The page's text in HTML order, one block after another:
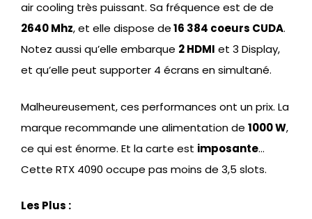
air cooling très puissant. Sa fréquence est de de
2640 Mhz, et elle dispose de16 384 coeurs CUDA.
Notez aussi qu’elle embarque 2 HDMI et 3 Display,
et qu’elle peut supporter 4 écrans en simultané.
Malheureusement, ces performances ont un prix. La
marque recommande une alimentation de 1000 W,
ce qui est énorme. Et la carte est imposante…
Cette RTX 4090 occupe pas moins de 3,5 slots.
Les Plus :